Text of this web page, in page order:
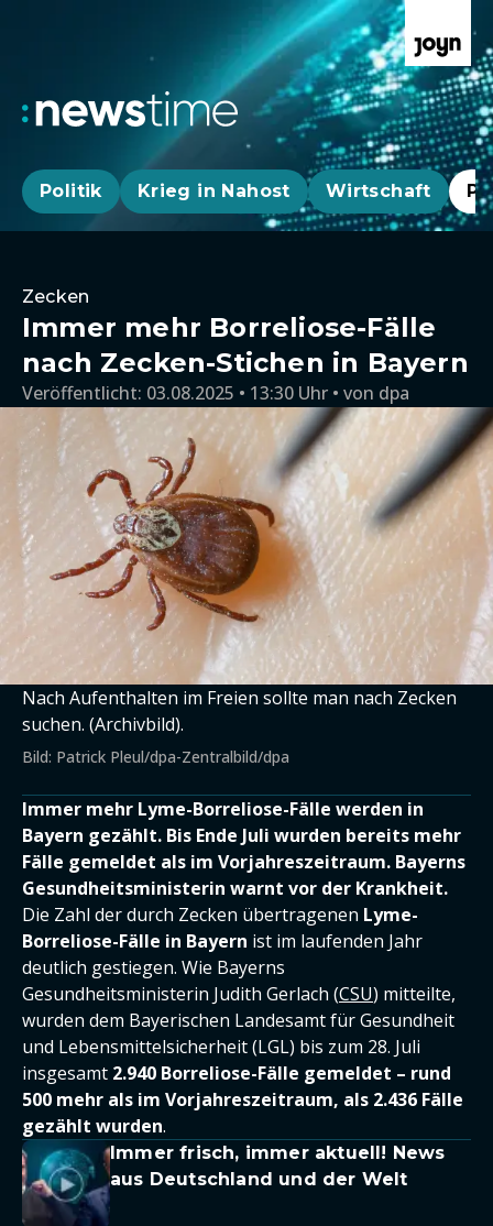
Politik Krieg in Nahost Wirtschaft
Zecken
Immer mehr Borreliose-Fälle
nach Zecken-Stichen in Bayern
Veröffentlicht: 03.08.2025 • 13:30 Uhr von dpa
Nach Aufenthalten im Freien sollte man nach Zecken
suchen. (Archivbild).
Bild: Patrick Pleul/dpa-Zentralbild/dpa
Immer mehr Lyme-Borreliose-Fälle werden in
Bayern gezählt. Bis Ende Juli wurden bereits mehr
Fälle gemeldet als im Vorjahreszeitraum. Bayerns
Gesundheitsministerin warnt vor der Krankheit.
Die Zahl der durch Zecken übertragenen Lyme-
Borreliose-Fälle in Bayern ist im laufenden Jahr
deutlich gestiegen. Wie Bayerns
Gesundheitsministerin Judith Gerlach (CSU) mitteilte,
wurden dem Bayerischen Landesamt für Gesundheit
und Lebensmittelsicherheit (LGL) bis zum 28. Juli
insgesamt 2.940 Borreliose-Fälle gemeldet – rund
500 mehr als im Vorjahreszeitraum, als 2.436 Fälle
gezählt wurden.
Immer frisch, immer aktuell! News
aus Deutschland und der Welt